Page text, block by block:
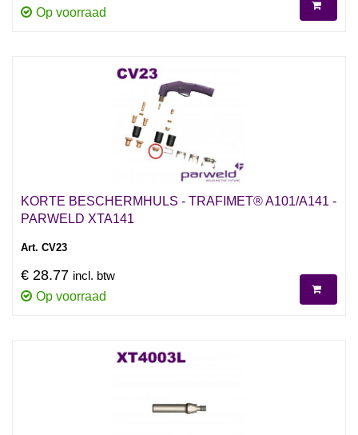
Op voorraad
KORTE BESCHERMHULS - TRAFIMET® A101/A141 -
PARWELD XTA141
Art. CV23
€ 28.77 incl. btw
Op voorraad